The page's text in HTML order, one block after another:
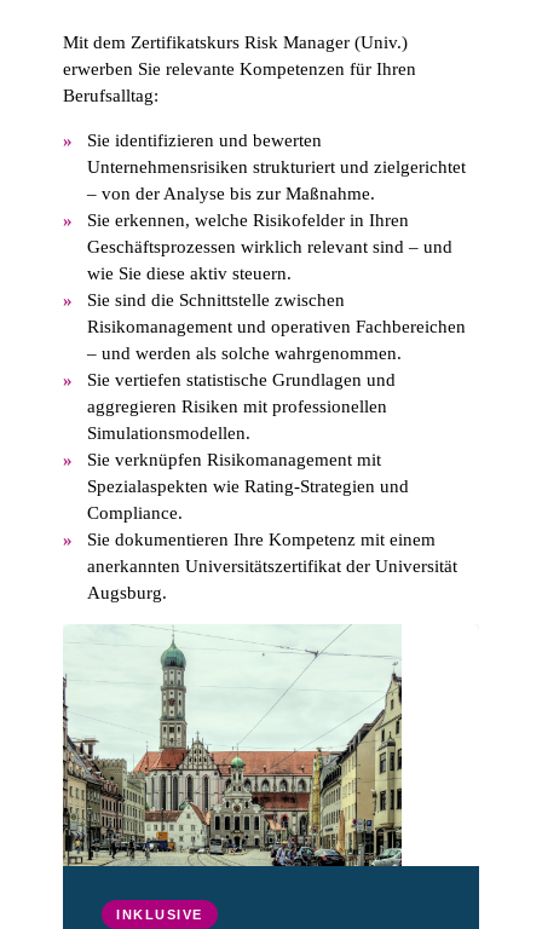
Mit dem Zertifikatskurs Risk Manager (Univ.)
erwerben Sie relevante Kompetenzen für Ihren
Berufsalltag:
Sie identifizieren und bewerten
Unternehmensrisiken strukturiert und zielgerichtet
– von der Analyse bis zur Maßnahme.
Sie erkennen, welche Risikofelder in Ihren
Geschäftsprozessen wirklich relevant sind – und
wie Sie diese aktiv steuern.
Sie sind die Schnittstelle zwischen
Risikomanagement und operativen Fachbereichen
– und werden als solche wahrgenommen.
Sie vertiefen statistische Grundlagen und
aggregieren Risiken mit professionellen
Simulationsmodellen.
Sie verknüpfen Risikomanagement mit
Spezialaspekten wie Rating-Strategien und
Compliance.
Sie dokumentieren Ihre Kompetenz mit einem
anerkannten Universitätszertifikat der Universität
Augsburg.
INKLUSIVE